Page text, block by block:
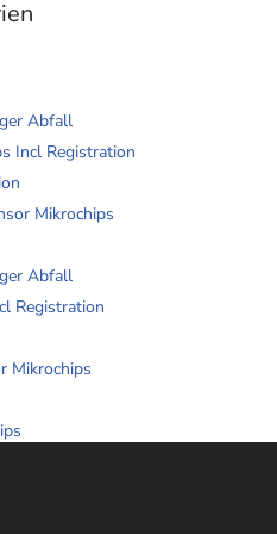
Abfall
Incl Registration
Mikrochips
Abfall
Registration
Mikrochips